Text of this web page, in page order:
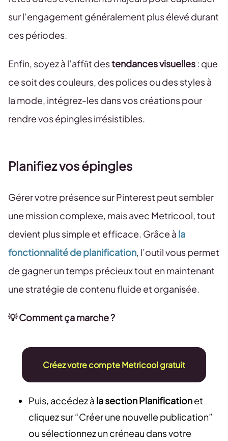
sur l’engagement généralement plus élevé durant
ces périodes.
Enfin, soyez à l’affût destendances visuelles: que
ce soit des couleurs, des polices ou des styles à
la mode, intégrez-les dans vos créations pour
rendre vos épingles irrésistibles.
Planifiez vos épingles
Gérer votre présence sur Pinterest peut sembler
une mission complexe, mais avec Metricool, tout
devient plus simple et efficace. Grâce à la
fonctionnalité de planification, l’outil vous permet
de gagner un temps précieux tout en maintenant
une stratégie de contenu fluide et organisée.
💡 Comment ça marche ?
Créez votre compte Metricool gratuit
Puis, accédez à la section Planificationet
cliquez sur “Créer une nouvelle publication”
ou sélectionnez un créneau dans votre